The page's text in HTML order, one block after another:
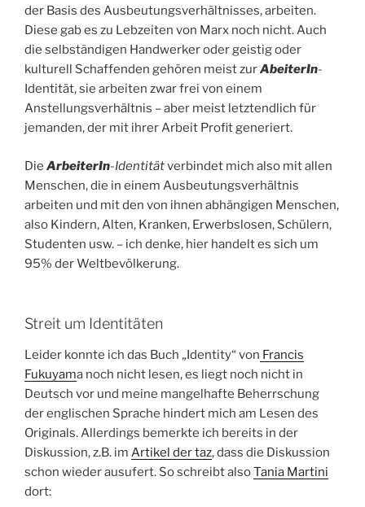
der Basis des Ausbeutungsverhältnisses, arbeiten.
Diese gab es zu Lebzeiten von Marx noch nicht. Auch
die selbständigen Handwerker oder geistig oder
kulturell Schaffenden gehören meist zurAbeiterIn-
Identität, sie arbeiten zwar frei von einem
Anstellungsverhältnis – aber meist letztendlich für
jemanden, der mit ihrer Arbeit Profit generiert.
Die ArbeiterIn-Identitätverbindet mich also mit allen
Menschen, die in einem Ausbeutungsverhältnis
arbeiten und mit den von ihnen abhängigen Menschen,
also Kindern, Alten, Kranken, Erwerbslosen, Schülern,
Studenten usw. – ich denke, hier handelt es sich um
95% der Weltbevölkerung.
Streit um Identitäten
Leider konnte ich das Buch „Identity“ von Francis
Fukuyama noch nicht lesen, es liegt noch nicht in
Deutsch vor und meine mangelhafte Beherrschung
der englischen Sprache hindert mich am Lesen des
Originals. Allerdings bemerkte ich bereits in der
Diskussion, z.B. im Artikel der taz, dass die Diskussion
schon wieder ausufert. So schreibt alsoTania Martini
dort: